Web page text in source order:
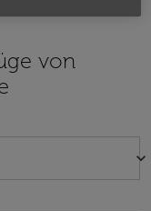
von
keyboard_arrow_down